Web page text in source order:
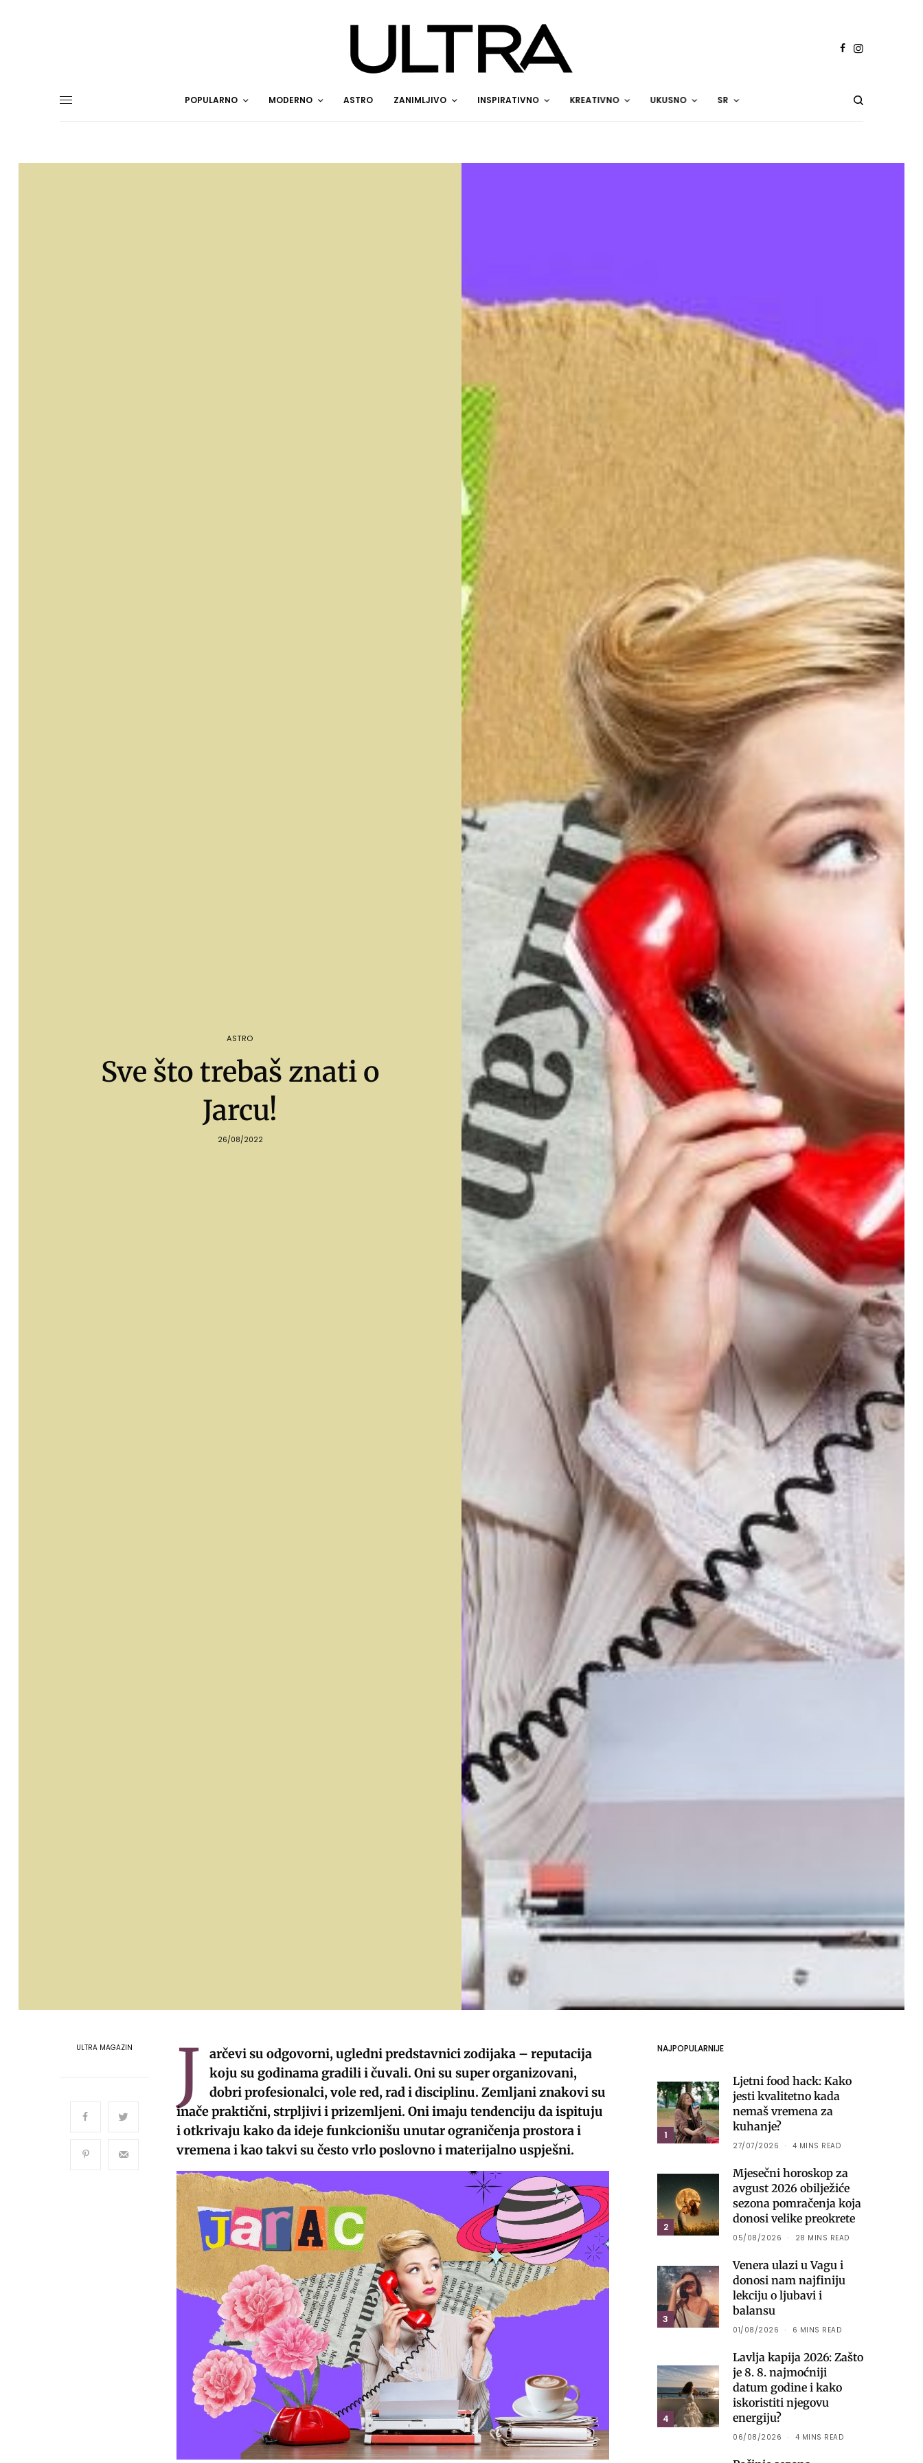
POPULARNO MODERNO ASTRO ZANIMLJIVO INSPIRATIVNO KREATIVNO UKUSNO SR
ASTRO
Sve što trebaš znati o
Jarcu!
26/08/2022
ULTRA MAGAZIN J
arčevi su odgovorni, ugledni predstavnici zodijaka – reputacija
koju su godinama gradili i čuvali. Oni su super organizovani,
dobri profesionalci, vole red, rad i disciplinu. Zemljani znakovi su
inače praktični, strpljivi i prizemljeni. Oni imaju tendenciju da ispituju
i otkrivaju kako da ideje funkcionišu unutar ograničenja prostora i
vremena i kao takvi su često vrlo poslovno i materijalno uspješni.
NAJPOPULARNIJE
1
Ljetni food hack: Kako
jesti kvalitetno kada
nemaš vremena za
kuhanje?
27/07/2026 4 MINS READ
2
Mjesečni horoskop za
avgust 2026 obilježiće
sezona pomračenja koja
donosi velike preokrete
05/08/2026 28 MINS READ
3
Venera ulazi u Vagu i
donosi nam najfiniju
lekciju o ljubavi i
balansu
01/08/2026 6 MINS READ
4
Lavlja kapija 2026: Zašto
je 8. 8. najmoćniji
datum godine i kako
iskoristiti njegovu
energiju?
06/08/2026 4 MINS READ